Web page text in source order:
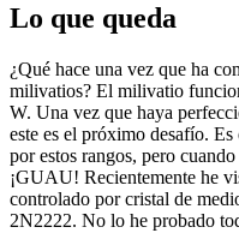
Lo que queda
¿Qué hace una vez que ha
milivatios? El milivatio
W. Una vez que haya
este es el próximo desafío.
por estos rangos, pero
¡GUAU! Recientemente he
controlado por cristal de
2N2222. No lo he probado